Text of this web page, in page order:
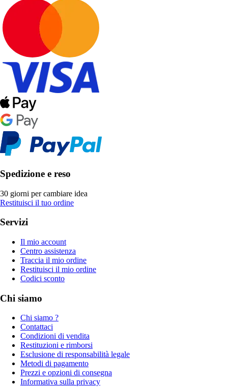
Spedizione e reso
30 giorni per cambiare idea
Restituisci il tuo ordine
Servizi
Il mio account
Centro assistenza
Traccia il mio ordine
Restituisci il mio ordine
Codici sconto
Chi siamo
Chi siamo ?
Contattaci
Condizioni di vendita
Restituzioni e rimborsi
Esclusione di responsabilità legale
Metodi di pagamento
Prezzi e opzioni di consegna
Informativa sulla privacy